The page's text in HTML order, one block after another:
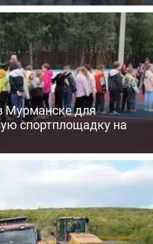
Мурманске для
спортплощадку на